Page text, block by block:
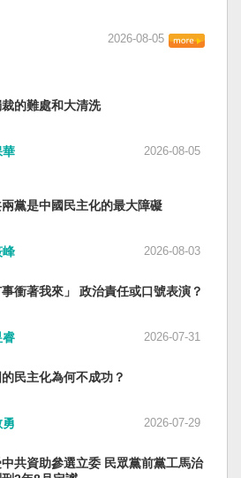
家更安全更繁榮。 最後，賴清
無任何權利對該水域實施「管
企圖藉海事管制將台海內水
責，並要求中方恪守國際規
的和平穩定。 海巡署同時強
合情監偵手段，全天候掌握我
反映遭到廣播干擾，提醒航經
，確保船舶航行自由與安全。
國國民黨，也不會捲入迄今仍
，中國也可致力提升國民福
年八一五台灣獨立了，就像二
擇獨立，成為杭廷頓第二波民
的台灣會像脫離日本殖民的韓
朝鮮，台灣是新興國家，開展
路線政黨，形塑台灣的國家之
國革命推翻中華民國，中國國
能選擇海南島，國共競鬥的歷
面，與台灣無關。台灣沒有中
，戰爭的陰影籠罩。 如果一九
獨立了，台灣會成為東亞漢字
中國的新興國家。台灣或許像
漢字中文華語，也留下日本
下英文，本土原有的福佬話、
族語也不會被壓迫。 如果一九
2026-08-05
的難處和大清洗
華 2026-08-05
兩黨是中國民主化的最大障礙
峰 2026-08-03
事衝著我來」 政治責任或口號表演？
睿 2026-07-31
民主化為何不成功？
2026-07-29
共資助參選立委 民眾黨前黨工馬治